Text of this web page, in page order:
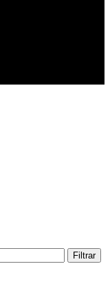
Filtrar